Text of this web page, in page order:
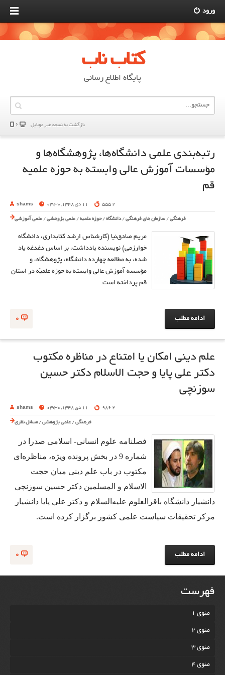
ورود
کتاب ناب
پایگاه اطلاع رسانی
بازگشت به نسخه غير موبایل
رتبه‌بندی علمی دانشگاه‌ها، پژوهشگاه‌ها و
مؤسسات آموزش عالی وابسته به حوزه‌ علمیه
قم
shams 11 دی 1348, 03:30 2 555
فرهنگی / سازمان های فرهنگی /دانشگاه /حوزه علمیه / علمی پژوهشی / علمی آموزشی
مریم صادق‌نیا (کارشناس ارشد کتابداری، دانشگاه
خوارزمی) نویسنده یادداشت، بر اساس دغدغه یاد
شده، به مطالعه چهارده دانشگاه، پژوهشگاه، و
مؤسسه آموزش عالی وابسته به حوزه علمیّه در استان
قم پرداخته است.
0 ادامه مطلب
علم دینی امکان یا امتناع در مناظره مکتوب
دکتر علی پایا و حجت الاسلام دکتر حسین
سوزنچی
shams 11 دی 1348, 03:30 2 986
فرهنگی / علمی پژوهشی /مسائل نظری
فصلنامه علوم انسانی- اسلامی صدرا در
شماره 9 در بخش پرونده ویژه، مناظره‌ای
مکتوب در باب علم دینی میان حجت
الاسلام و المسلمین دکتر حسین سوزنچی
دانشیار دانشگاه باقرالعلوم علیه‌السلام و دکتر علی پایا دانشیار
مرکز تحقیقات سیاست علمی کشور برگزار کرده است.
0 ادامه مطلب
فهرست
منوی 1
منوی 2
منوی 3
منوی 4